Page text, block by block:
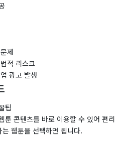
제
적 리스크
광고 발생
팁
툰 콘텐츠를 바로 이용할 수 있어 편리
웹툰을 선택하면 됩니다.